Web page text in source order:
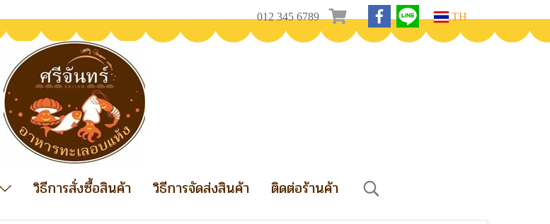
012 345 6789 TH
วิธีการสั่งซื้อสินค้า วิธีการจัดส่งสินค้า ติดต่อร้านค้า